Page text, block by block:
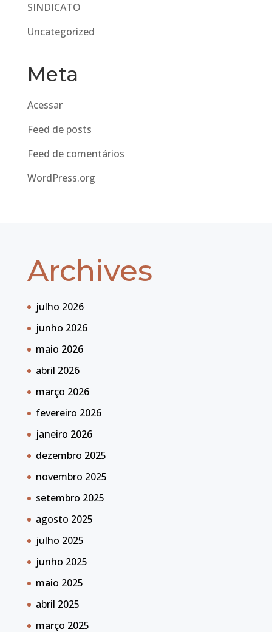
SINDICATO
Uncategorized
Meta
Acessar
Feed de posts
Feed de comentários
WordPress.org
Archives
julho 2026
junho 2026
maio 2026
abril 2026
março 2026
fevereiro 2026
janeiro 2026
dezembro 2025
novembro 2025
setembro 2025
agosto 2025
julho 2025
junho 2025
maio 2025
abril 2025
março 2025